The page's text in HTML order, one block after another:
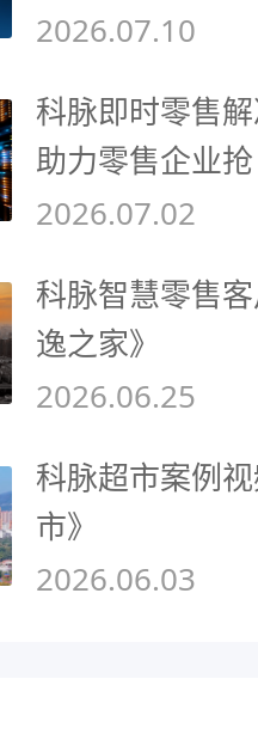
2026.07.10
科脉即时零售
助力零售企业
2026.07.02
科脉智慧零售
逸之家》
2026.06.25
科脉超市案例
市》
2026.06.03